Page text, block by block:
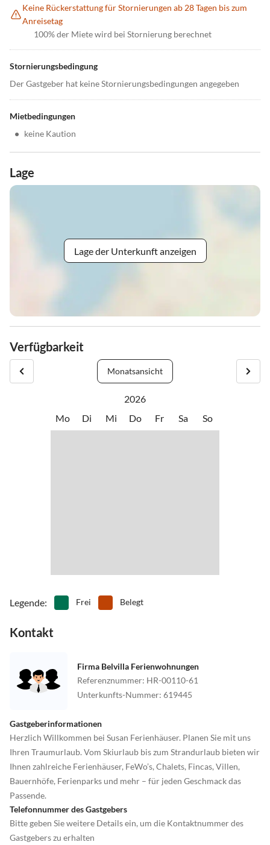
Keine Rückerstattung für Stornierungen ab 28 Tagen bis zum
Anreisetag
100% der Miete wird bei Stornierung berechnet
Stornierungsbedingung
Der Gastgeber hat keine Stornierungsbedingungen angegeben
Mietbedingungen
• keine Kaution
Lage
Lage der Unterkunft anzeigen
Verfügbarkeit
Monatsansicht
2026
Mo
Di Mi Do Fr Sa So
Legende: Frei Belegt
Kontakt
Firma Belvilla Ferienwohnungen
Referenznummer: HR-00110-61
Unterkunfts-Nummer: 619445
Gastgeberinformationen
Herzlich Willkommen bei Susan Ferienhäuser. Planen Sie mit uns
Ihren Traumurlaub. Vom Skiurlaub bis zum Strandurlaub bieten wir
Ihnen zahlreiche Ferienhäuser, FeWo’s, Chalets, Fincas, Villen,
Bauernhöfe, Ferienparks und mehr – für jeden Geschmack das
Passende.
Telefonnummer des Gastgebers
Bitte geben Sie weitere Details ein, um die Kontaktnummer des
Gastgebers zu erhalten